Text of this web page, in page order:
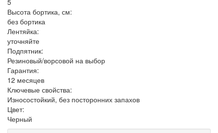
5
Высота бортика, см:
без бортика
Лентяйка:
уточняйте
Подпятник:
Резиновый/ворсовой на выбор
Гарантия:
12 месяцев
Ключевые свойства:
Износостойкий, без посторонних запахов
Цвет:
Черный